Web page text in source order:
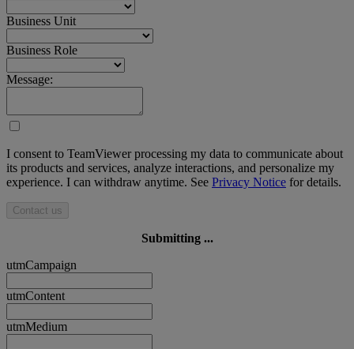
Business Unit
Business Role
Message:
I consent to TeamViewer processing my data to communicate about
its products and services, analyze interactions, and personalize my
experience. I can withdraw anytime. See Privacy Notice for details.
Contact us
Submitting ...
utmCampaign
utmContent
utmMedium